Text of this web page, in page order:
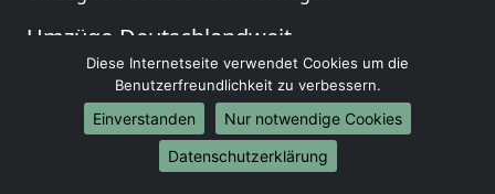
Umzüge-Deutschlandweit
Umzug von Cottbus nach Berlin
Umzug von Cottbus nach Hamburg
Umzug von Cottbus nach München
Umzug von Cottbus nach Köln
Umzug von Cottbus nach Frankfurt am Main
Diese Internetseite verwendet Cookies um die
Benutzerfreundlichkeit zu verbessern.
Einverstanden
Nur notwendige Cookies
Datenschutzerklärung